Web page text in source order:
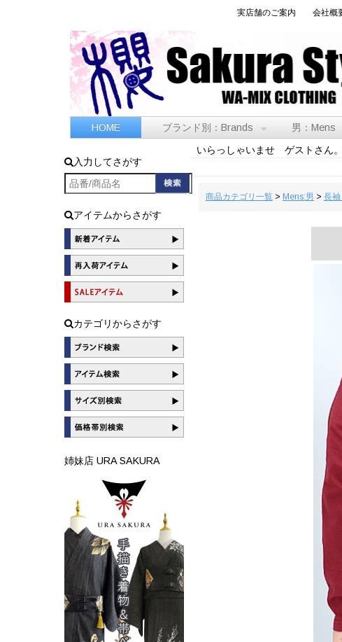
実店舗のご案内 会社概
HOME ブランド別：Brands 男：Mens
入力してさがす
アイテムからさがす
カテゴリからさがす
姉妹店 URA SAKURA
いらっしゃいませ ゲストさん
商品カテゴリ一覧> Mens:男 > 長袖